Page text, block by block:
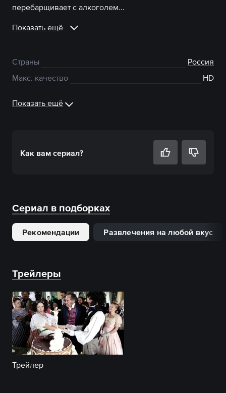
перебарщивает с алкоголем...
Показать ещё
Страны
Россия
Макс. качество
HD
Показать ещё
Как вам сериал?
Сериал в подборках
Рекомендации Развлечения на любой вкус
Трейлеры
Трейлер